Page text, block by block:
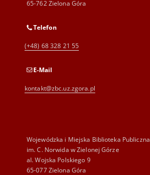
65-762 Zielona Góra
Telefon
(+48) 68 328 21 55
E-Mail
kontakt@zbc.uz.zgora.pl
Wojewódzka i Miejska Biblioteka Publiczna
im. C. Norwida w Zielonej Górze
al. Wojska Polskiego 9
65-077 Zielona Góra